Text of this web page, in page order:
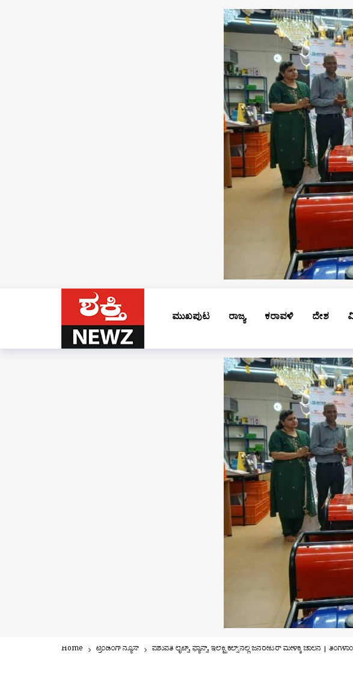
ಮುಖಪುಟ ರಾಜ್ಯ ಕರಾವಳಿ ದೇಶ
Home ಟ್ರೆಂಡಿಂಗ್ ನ್ಯೂಸ್ ಪಶುಪತಿ ಲೈಟ್ಸ್, ಫ್ಯಾನ್ಸ್, ಇಲೆಕ್ಟ್ರಿಕಲ್ಸ್’ನಲ್ಲಿ ಜನರೇಟರ್ ಮೇಳಕ್ಕೆ